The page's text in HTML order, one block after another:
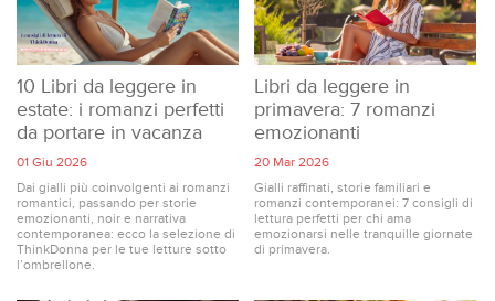
10 Libri da leggere in
estate: i romanzi perfetti
da portare in vacanza
01 Giu 2026
Dai gialli più coinvolgenti ai romanzi
romantici, passando per storie
emozionanti, noir e narrativa
contemporanea: ecco la selezione di
ThinkDonna per le tue letture sotto
l’ombrellone.
Libri da leggere in
primavera: 7 romanzi
emozionanti
20 Mar 2026
Gialli raffinati, storie familiari e
romanzi contemporanei: 7 consigli di
lettura perfetti per chi ama
emozionarsi nelle tranquille giornate
di primavera.